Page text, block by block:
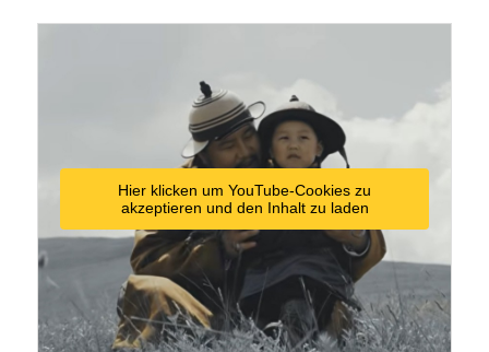
Hier klicken um YouTube-Cookies zu
akzeptieren und den Inhalt zu laden